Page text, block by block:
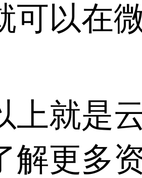
可以在
是云
解更多